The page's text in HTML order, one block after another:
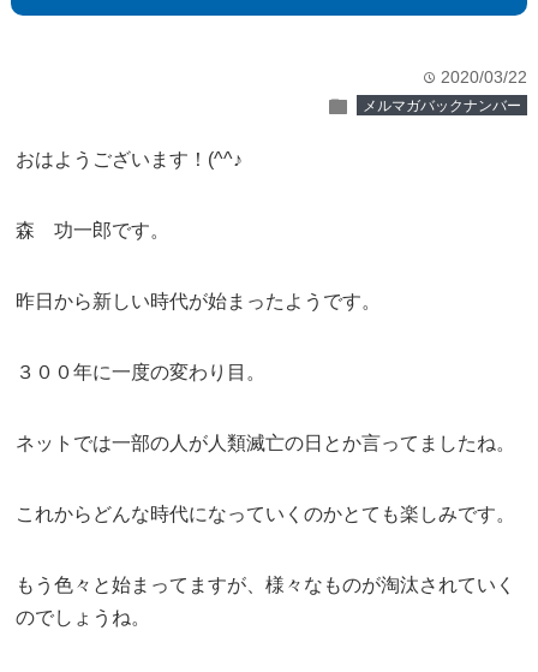
time 2020/03/22
folder メルマガバックナンバー
おはようございます！(^^♪
森 功一郎です。
昨日から新しい時代が始まったようです。
３００年に一度の変わり目。
ネットでは一部の人が人類滅亡の日とか言ってましたね。
これからどんな時代になっていくのかとても楽しみです。
もう色々と始まってますが、様々なものが淘汰されていく
のでしょうね。